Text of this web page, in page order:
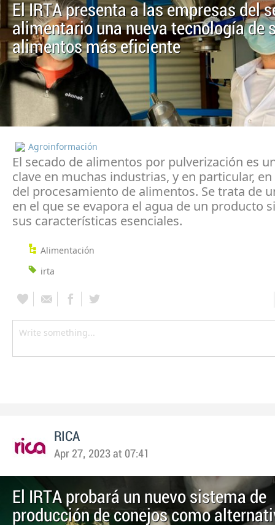
El IRTA presenta a las empresas del
alimentario una nueva tecnología de
alimentos más eficiente
Agroinformación
El secado de alimentos por pulverización es
clave en muchas industrias, y en particular,
del procesamiento de alimentos. Se trata de
en el que se evapora el agua de un producto
sus características esenciales.
Alimentación
irta
RICA
Apr 27, 2023 at 07:41
El IRTA probará un nuevo sistema de
producción de conejos como